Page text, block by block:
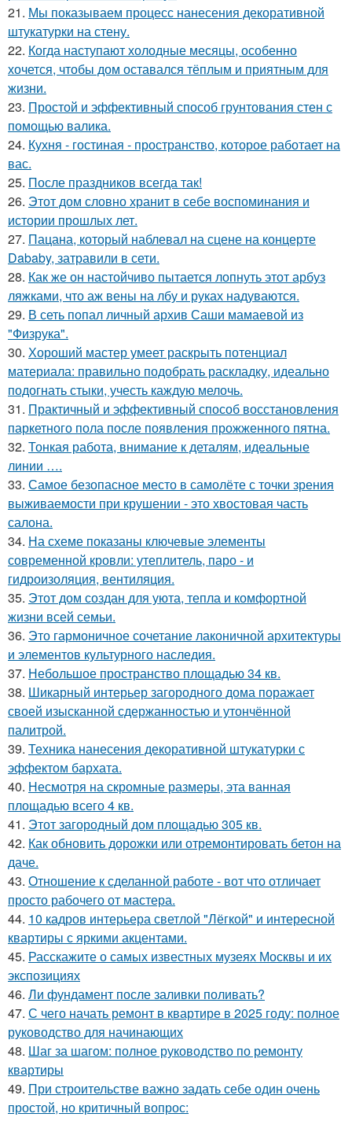
21. Мы показываем процесс нанесения декоративной
штукатурки на стену.
22. Когда наступают холодные месяцы, особенно
хочется, чтобы дом оставался тёплым и приятным для
жизни.
23. Простой и эффективный способ грунтования стен с
помощью валика.
24. Кухня - гостиная - пространство, которое работает на
вас.
25. После праздников всегда так!
26. Этот дом словно хранит в себе воспоминания и
истории прошлых лет.
27. Пацана, который наблевал на сцене на концерте
Dababy, затравили в сети.
28. Как же он настойчиво пытается лопнуть этот арбуз
ляжками, что аж вены на лбу и руках надуваются.
29. В сеть попал личный архив Саши мамаевой из
"Физрука".
30. Хороший мастер умеет раскрыть потенциал
материала: правильно подобрать раскладку, идеально
подогнать стыки, учесть каждую мелочь.
31. Практичный и эффективный способ восстановления
паркетного пола после появления прожженного пятна.
32. Тонкая работа, внимание к деталям, идеальные
линии ….
33. Самое безопасное место в самолёте с точки зрения
выживаемости при крушении - это хвостовая часть
салона.
34. На схеме показаны ключевые элементы
современной кровли: утеплитель, паро - и
гидроизоляция, вентиляция.
35. Этот дом создан для уюта, тепла и комфортной
жизни всей семьи.
36. Это гармоничное сочетание лаконичной архитектуры
и элементов культурного наследия.
37. Небольшое пространство площадью 34 кв.
38. Шикарный интерьер загородного дома поражает
своей изысканной сдержанностью и утончённой
палитрой.
39. Техника нанесения декоративной штукатурки с
эффектом бархата.
40. Несмотря на скромные размеры, эта ванная
площадью всего 4 кв.
41. Этот загородный дом площадью 305 кв.
42. Как обновить дорожки или отремонтировать бетон на
даче.
43. Отношение к сделанной работе - вот что отличает
просто рабочего от мастера.
44. 10 кадров интерьера светлой "Лёгкой" и интересной
квартиры с яркими акцентами.
45. Расскажите о самых известных музеях Москвы и их
экспозициях
46. Ли фундамент после заливки поливать?
47. С чего начать ремонт в квартире в 2025 году: полное
руководство для начинающих
48. Шаг за шагом: полное руководство по ремонту
квартиры
49. При строительстве важно задать себе один очень
простой, но критичный вопрос: